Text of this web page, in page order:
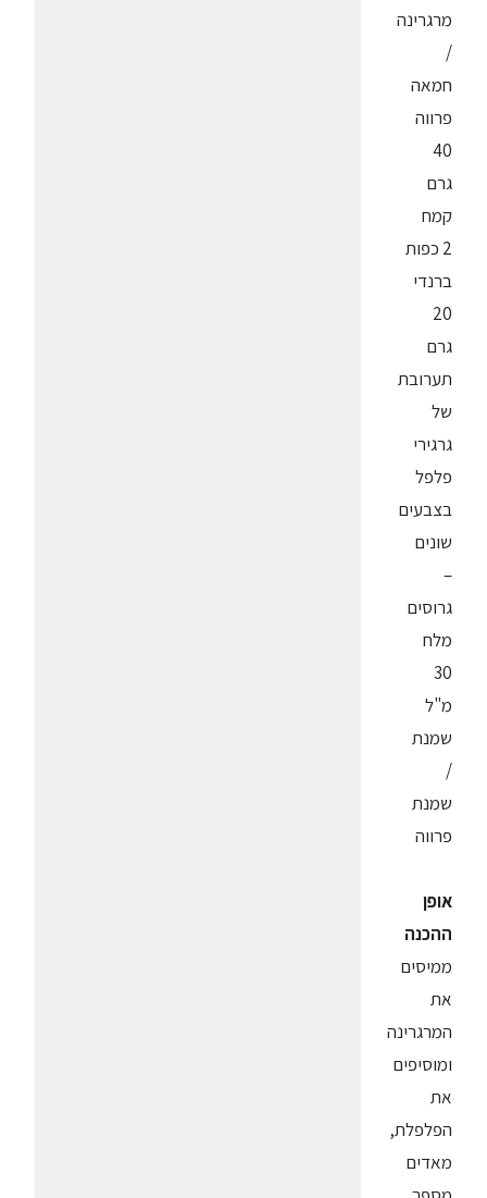
מרגרינה
/
חמאה
פרווה
40
גרם
קמח
2 כפות
ברנדי
20
גרם
תערובת
של
גרגירי
פלפל
בצבעים
שונים
–
גרוסים
מלח
30
מ"ל
שמנת
/
שמנת
פרווה
אופן
ההכנה
ממיסים
את
המרגרינה
ומוסיפים
את
הפלפלת,
מאדים